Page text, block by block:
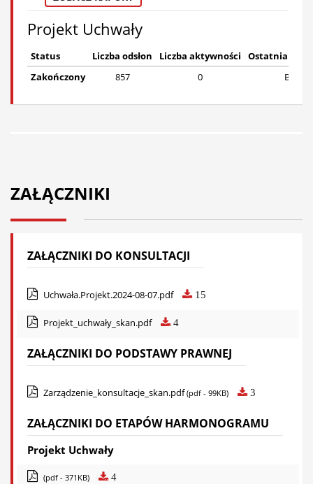
Projekt Uchwały
Status Liczba odsłon Liczba aktywności
Ostatnia
Zakończony
857 0 Brak
ZAŁĄCZNIKI
ZAŁĄCZNIKI DO KONSULTACJI
Uchwała.Projekt.2024-08-07.pdf 15
Projekt_uchwały_skan.pdf 4
ZAŁĄCZNIKI DO PODSTAWY PRAWNEJ
Zarządzenie_konsultacje_skan.pdf(pdf - 99KB) 3
ZAŁĄCZNIKI DO ETAPÓW HARMONOGRAMU
Projekt Uchwały
(pdf - 371KB) 4